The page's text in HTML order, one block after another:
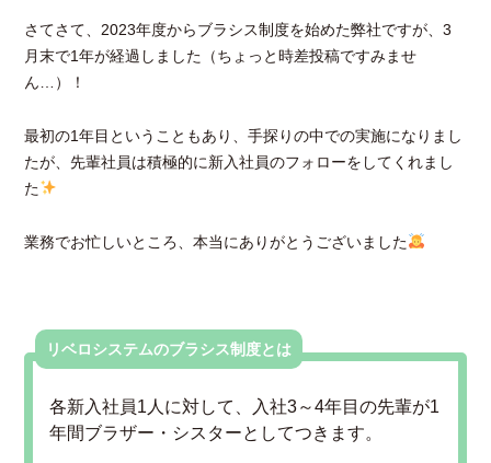
さてさて、2023年度からブラシス制度を始めた弊社ですが、3
月末で1年が経過しました（ちょっと時差投稿ですみませ
ん…）！
最初の1年目ということもあり、手探りの中での実施になりまし
たが、先輩社員は積極的に新入社員のフォローをしてくれまし
た
業務でお忙しいところ、本当にありがとうございました
リベロシステムのブラシス制度とは
各新入社員1人に対して、入社3～4年目の先輩が1
年間ブラザー・シスターとしてつきます。